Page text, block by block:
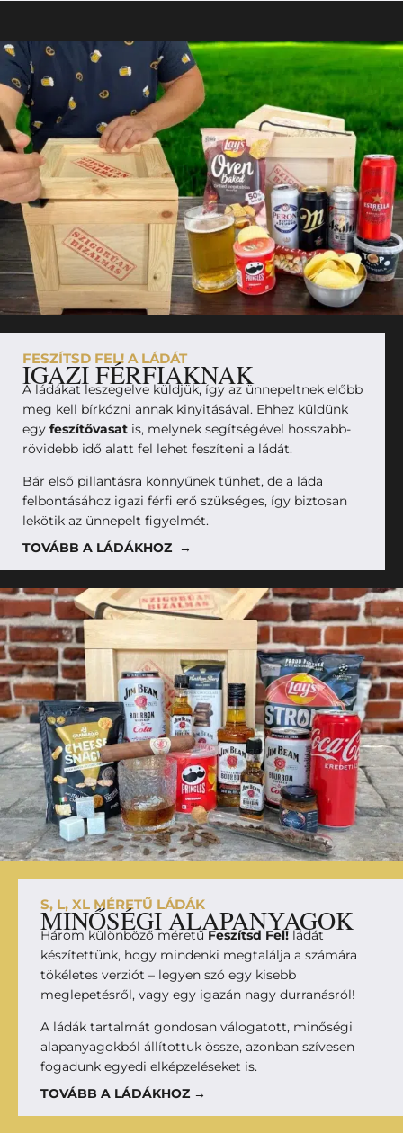
FESZÍTSD FEL! A LÁDÁT
IGAZI FÉRFIAKNAK
A ládákat leszegelve küldjük, így az ünnepeltnek előbb
meg kell bírkózni annak kinyitásával. Ehhez küldünk
egy feszítővasat is, melynek segítségével hosszabb-
rövidebb idő alatt fel lehet feszíteni a ládát.
Bár első pillantásra könnyűnek tűnhet, de a láda
felbontásához igazi férfi erő szükséges, így biztosan
lekötik az ünnepelt figyelmét.
TOVÁBB A LÁDÁKHOZ →
S, L, XL MÉRETŰ LÁDÁK
MINŐSÉGI ALAPANYAGOK
Három különböző méretűFeszítsd Fel! ládát
készítettünk, hogy mindenki megtalálja a számára
tökéletes verziót – legyen szó egy kisebb
meglepetésről, vagy egy igazán nagy durranásról!
A ládák tartalmát gondosan válogatott, minőségi
alapanyagokból állítottuk össze, azonban szívesen
fogadunk egyedi elképzeléseket is.
TOVÁBB A LÁDÁKHOZ →